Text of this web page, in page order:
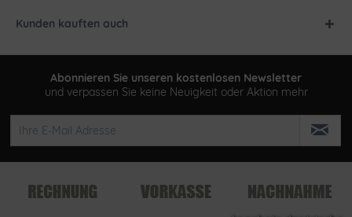
Kunden kauften auch
Abonnieren Sie unseren kostenlosen Newsletter
und verpassen Sie keine Neuigkeit oder Aktion mehr